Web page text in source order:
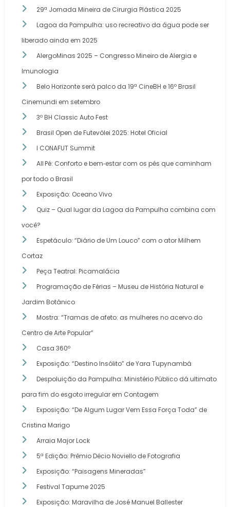
29ª Jornada Mineira de Cirurgia Plástica 2025
Lagoa da Pampulha: uso recreativo da água pode ser
liberado ainda em 2025
AlergoMinas 2025 – Congresso Mineiro de Alergia e
Imunologia
Belo Horizonte será palco da 19ª CineBH e 16º Brasil
Cinemundi em setembro
3º BH Classic Auto Fest
Brasil Open de Futevôlei 2025: Hotel Oficial
I CONAFUT Summit
All Pé: Conforto e bem‑estar com os pés que caminham
por todo o Brasil
Exposição: Oceano Vivo
Quiz – Qual lugar da Lagoa da Pampulha combina com
você?
Espetáculo: “Diário de Um Louco” com o ator Milhem
Cortaz
Peça Teatral: Picamalácia
Programação de Férias – Museu de História Natural e
Jardim Botânico
Mostra: “Tramas de afeto: as mulheres no acervo do
Centro de Arte Popular”
Casa 360º
Exposição: “Destino Insólito” de Yara Tupynambá
Despoluição da Pampulha: Ministério Público dá ultimato
para fim do esgoto irregular em Contagem
Exposição: “De Algum Lugar Vem Essa Força Toda” de
Cristina Marigo
Arraia Major Lock
5ª Edição: Prêmio Décio Noviello de Fotografia
Exposição: “Paisagens Mineradas”
Festival Tapume 2025
Exposição: Maravilha de José Manuel Ballester